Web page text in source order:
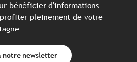
bénéficier d'informations
pleinement de votre
notre newsletter